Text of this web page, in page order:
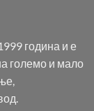
година и е
големо и мало